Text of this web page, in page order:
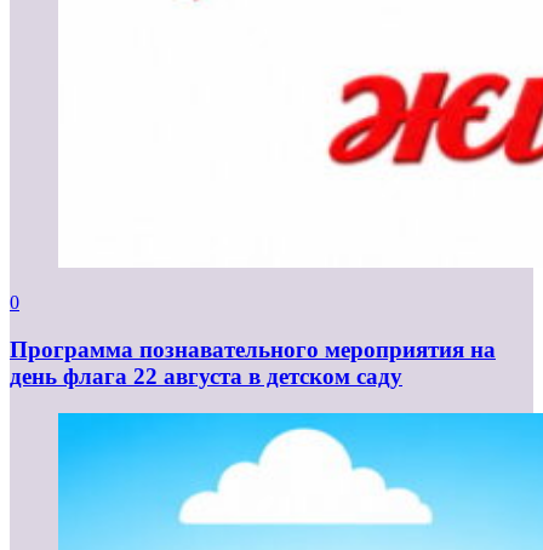
0
Программа познавательного мероприятия на
день флага 22 августа в детском саду